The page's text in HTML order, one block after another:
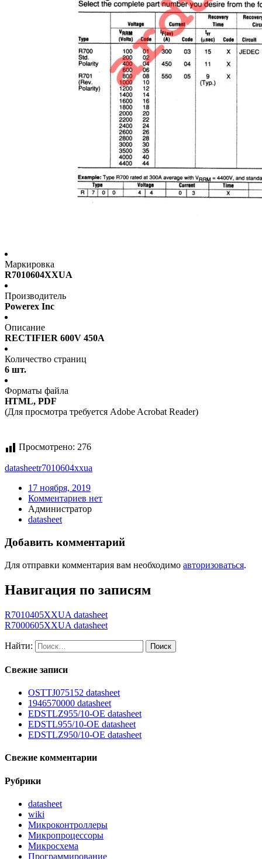
Маркировка
R7010604XXUA
Производитель
Powerex Inc
Описание
RECTIFIER 600V 450A
Количество страниц
6 шт.
Форматы файла
HTML, PDF
(Для просмотра требуется Adobe Acrobat Reader)
Просмотрено: 276
datasheetr7010604xxua
17 ноября, 2019
Комментариев нет
Администратор
datasheet
Добавить комментарий
Для отправки комментария вам необходимо авторизоваться.
Навигация по записям
R7010405XXUA datasheet
R7000605XXUA datasheet
Найти:
Свежие записи
OSTTJ075152 datasheet
1946570000 datasheet
EDSTLZ955/10-OE datasheet
EDSTL955/10-OE datasheet
EDSTLZ950/10-OE datasheet
Свежие комментарии
Рубрики
datasheet
wiki
Микроконтроллеры
Микропроцессоры
Микросхема
Программирование